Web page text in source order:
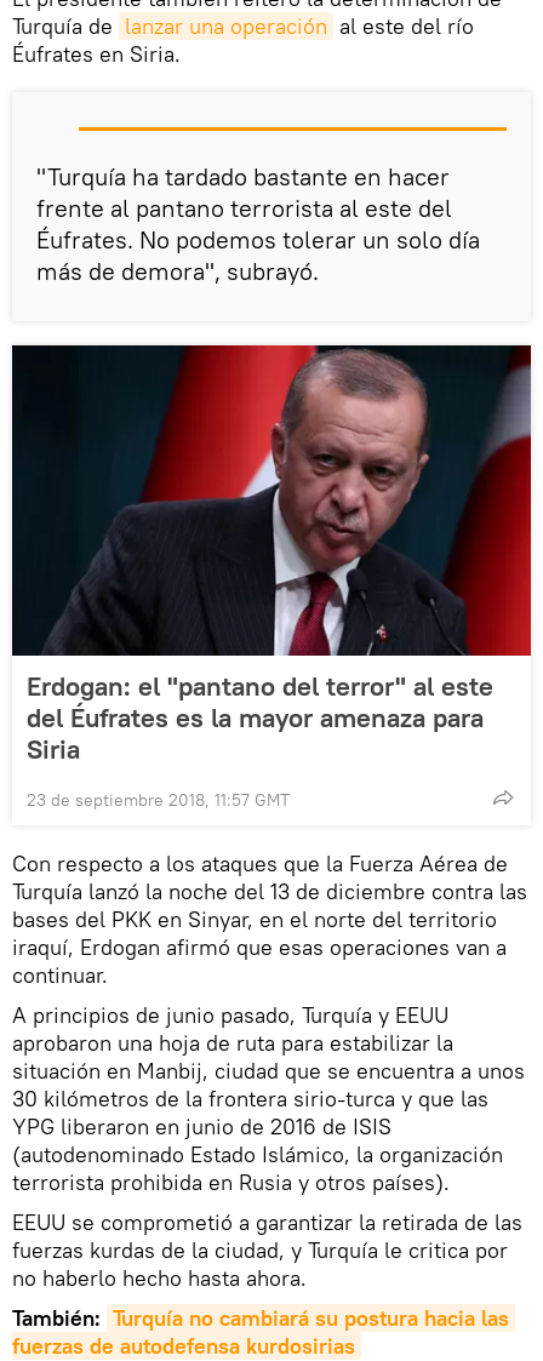
Turquía de lanzar una operación al este del río
Éufrates en Siria.
"Turquía ha tardado bastante en hacer
frente al pantano terrorista al este del
Éufrates. No podemos tolerar un solo día
más de demora", subrayó.
Erdogan: el "pantano del terror" al este
del Éufrates es la mayor amenaza para
Siria
23 de septiembre 2018, 11:57 GMT
Con respecto a los ataques que la Fuerza Aérea de
Turquía lanzó la noche del 13 de diciembre contra las
bases del PKK en Sinyar, en el norte del territorio
iraquí, Erdogan afirmó que esas operaciones van a
continuar.
A principios de junio pasado, Turquía y EEUU
aprobaron una hoja de ruta para estabilizar la
situación en Manbij, ciudad que se encuentra a unos
30 kilómetros de la frontera sirio-turca y que las
YPG liberaron en junio de 2016 de ISIS
(autodenominado Estado Islámico, la organización
terrorista prohibida en Rusia y otros países).
EEUU se comprometió a garantizar la retirada de las
fuerzas kurdas de la ciudad, y Turquía le critica por
no haberlo hecho hasta ahora.
También: Turquía no cambiará su postura hacia las
fuerzas de autodefensa kurdosirias